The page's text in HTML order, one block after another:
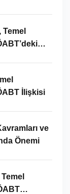
Temel
İlişkisi
ve
Önemi